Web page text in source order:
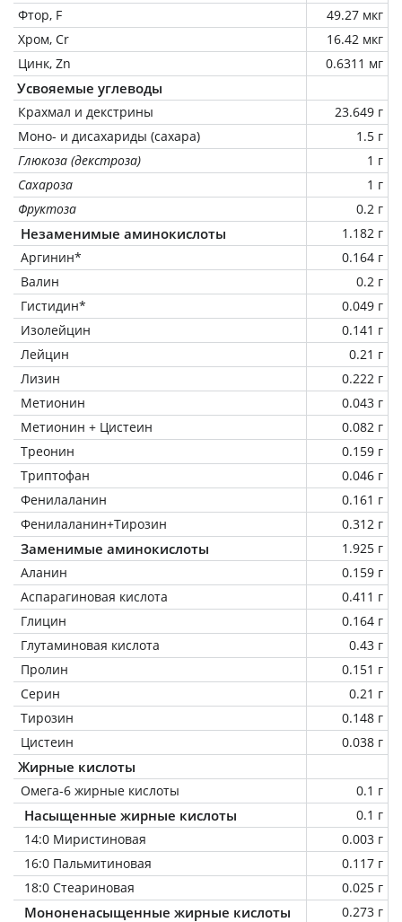
Фтор, F
49.27 мкг
Хром, Cr
16.42 мкг
Цинк, Zn
0.6311 мг
Усвояемые углеводы
Крахмал и декстрины
23.649 г
Моно- и дисахариды (сахара)
1.5 г
Глюкоза (декстроза)
1 г
Сахароза
1 г
Фруктоза
0.2 г
Незаменимые аминокислоты
1.182 г
Аргинин*
0.164 г
Валин
0.2 г
Гистидин*
0.049 г
Изолейцин
0.141 г
Лейцин
0.21 г
Лизин
0.222 г
Метионин
0.043 г
Метионин + Цистеин
0.082 г
Треонин
0.159 г
Триптофан
0.046 г
Фенилаланин
0.161 г
Фенилаланин+Тирозин
0.312 г
Заменимые аминокислоты
1.925 г
Аланин
0.159 г
Аспарагиновая кислота
0.411 г
Глицин
0.164 г
Глутаминовая кислота
0.43 г
Пролин
0.151 г
Серин
0.21 г
Тирозин
0.148 г
Цистеин
0.038 г
Жирные кислоты
Омега-6 жирные кислоты 0.1 г
Насыщенные жирные кислоты
0.1 г
14:0 Миристиновая
0.003 г
16:0 Пальмитиновая
0.117 г
18:0 Стеариновая
0.025 г
Мононенасыщенные жирные кислоты
0.273 г